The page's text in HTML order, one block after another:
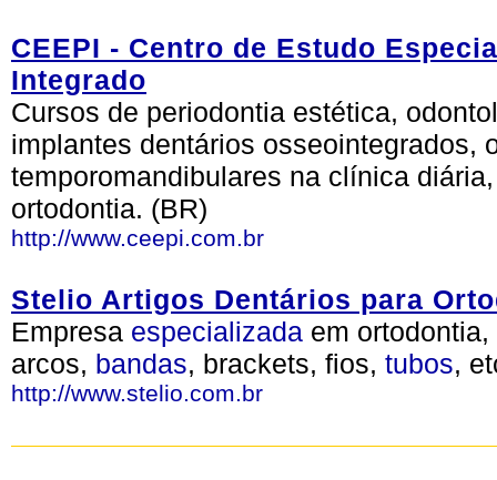
CEEPI - Centro de Estudo
Integrado
Cursos de periodontia estética,
implantes dentários osseointegrados,
temporomandibulares na clínica
ortodontia. (BR)
http://www.ceepi.com.br
Stelio Artigos Dentários para
Empresa especializada em
arcos, bandas, brackets, fios, tubos,
http://www.stelio.com.br